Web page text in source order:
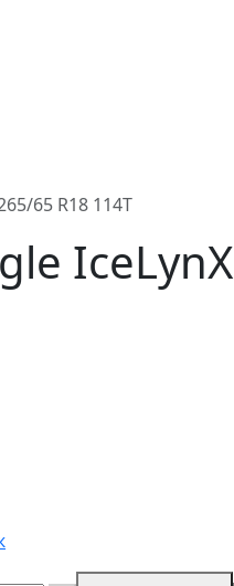
65 R18 114T
IceLynX